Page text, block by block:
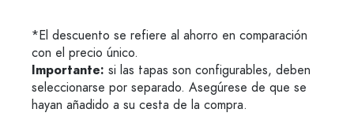
*El descuento se refiere al ahorro en comparación
con el precio único.
Importante: si las tapas son configurables, deben
seleccionarse por separado. Asegúrese de que se
hayan añadido a su cesta de la compra.